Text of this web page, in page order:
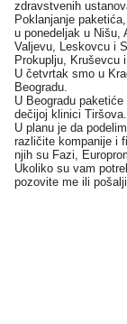
zdravstvenih
Poklanjanje
u ponedeljak u Nišu,
Valjevu, Leskovcu i
Prokuplju, Kruševcu
U četvrtak smo u
Beogradu.
U Beogradu
dečijoj klinici Tiršova.
U planu je da
različite kompanije i
njih su Fazi,
Ukoliko su vam
pozovite me ili